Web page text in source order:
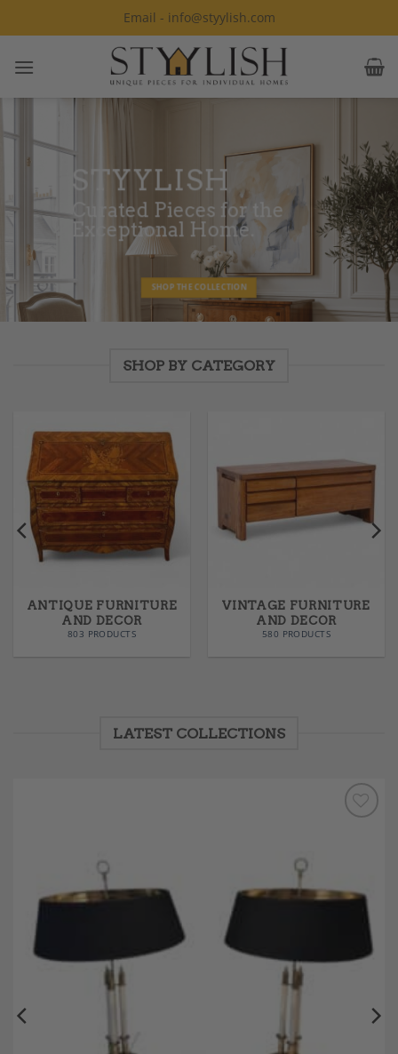
to
Email - info@styylish.com
STYYLISH
Curated Pieces for the
Exceptional Home.
SHOP THE COLLECTION
SHOP BY CATEGORY
ANTIQUE FURNITURE
AND DECOR
803 PRODUCTS
VINTAGE FURNITURE
AND DECOR
580 PRODUCTS
LATEST COLLECTIONS